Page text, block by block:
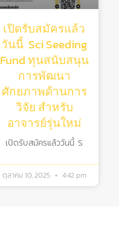
เปิดรับสมัครแล้ว
วันนี้ Sci Seeding
Fund ทุนสนับสนุน
การพัฒนา
ศักยภาพด้านการ
วิจัย สําหรับ
อาจารย์รุ่นใหม่
เปิดรับสมัครแล้ววันนี้ S
ตุลาคม 10, 2025 4:42 pm